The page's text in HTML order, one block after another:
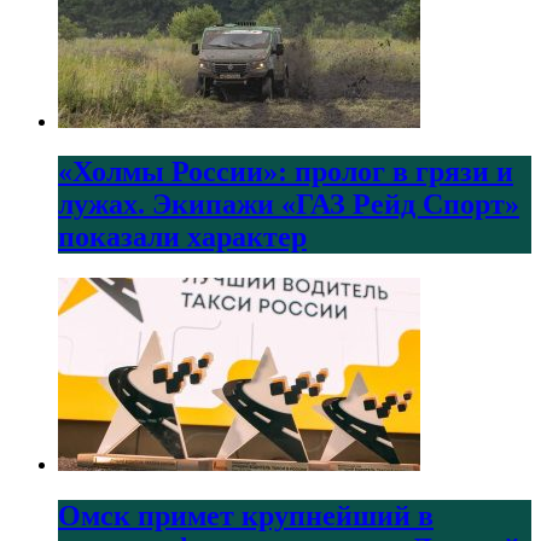
«Холмы России»: пролог в грязи и
лужах. Экипажи «ГАЗ Рейд Спорт»
показали характер
Омск примет крупнейший в